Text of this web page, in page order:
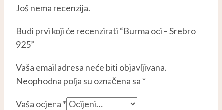
Još nema recenzija.
Budi prvi koji će recenzirati “Burma oci – Srebro
925”
Vaša email adresa neće biti objavljivana.
Neophodna polja su označena sa *
Vaša ocjena *